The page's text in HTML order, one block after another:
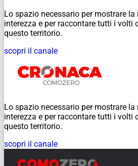
Lo spazio necessario per mostrare la
interezza e per raccontare tutti i volti
questo territorio.
scopri il canale
Lo spazio necessario per mostrare la
interezza e per raccontare tutti i volti
questo territorio.
scopri il canale